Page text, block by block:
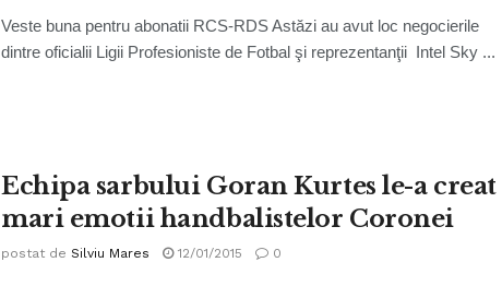
Veste buna pentru abonatii RCS-RDS Astăzi au avut loc negocierile
dintre oficialii Ligii Profesioniste de Fotbal şi reprezentanţii Intel Sky ...
Echipa sarbului Goran Kurtes le-a creat
mari emotii handbalistelor Coronei
postat de Silviu Mares 12/01/2015 0